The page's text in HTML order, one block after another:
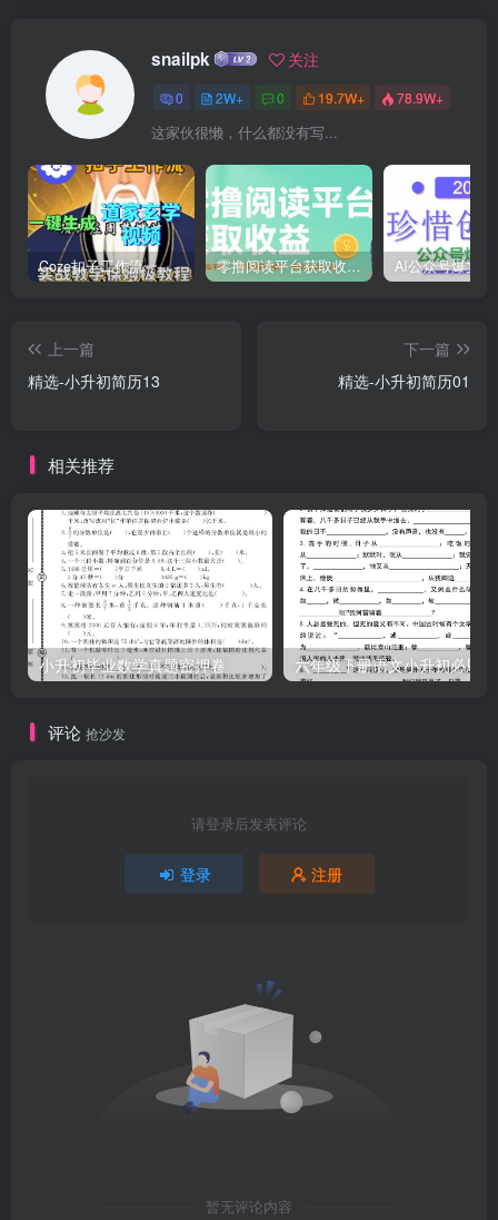
snailpk 关注
0 2W+ 0 19.7W+ 78.9W+
这家伙很懒，什么都没有写...
Coze扣子工作流一键生成道家玄学短视频，实战保姆级教程 零撸阅读平台获取收益，最新无门槛平台，一部手机即可操作，单日收益50-3张【揭秘】
上一篇
精选-小升初简历13
下一篇
精选-小升初简历01
相关推荐
小升初毕业数学真题密押卷
评论 抢沙发
请登录后发表评论
登录 注册
暂无评论内容